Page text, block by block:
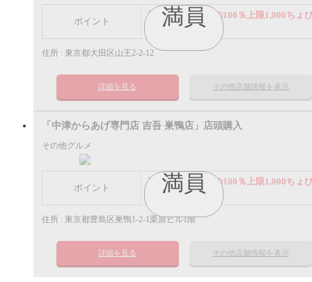
満員
ポイント
謝礼： 飲食代金の100％上限1,000ちょ
ポイント
住所 : 東京都大田区山王2-2-12
詳細を見る その他店舗情報を表示
満員
「中津からあげ専門店 吉吾 巣鴨店」店頭購入
その他グルメ
ポイント
謝礼： 飲食代金の100％上限1,000ちょ
ポイント
住所 : 東京都豊島区巣鴨1-2-1栗原ビル1階
詳細を見る その他店舗情報を表示